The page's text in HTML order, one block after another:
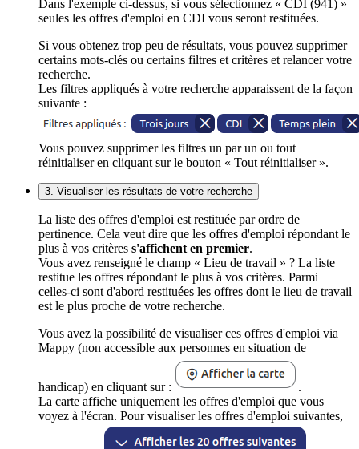
Dans l'exemple ci-dessus, si vous sélectionnez « CDI (941) »
seules les offres d'emploi en CDI vous seront restituées.
Si vous obtenez trop peu de résultats, vous pouvez supprimer
certains mots-clés ou certains filtres et critères et relancer votre
recherche.
Les filtres appliqués à votre recherche apparaissent de la façon
suivante :
Vous pouvez supprimer les filtres un par un ou tout
réinitialiser en cliquant sur le bouton « Tout réinitialiser ».
3. Visualiser les résultats de votre recherche
La liste des offres d'emploi est restituée par ordre de
pertinence. Cela veut dire que les offres d'emploi répondant le
plus à vos critères s'affichent en premier.
Vous avez renseigné le champ « Lieu de travail » ? La liste
restitue les offres répondant le plus à vos critères. Parmi
celles-ci sont d'abord restituées les offres dont le lieu de travail
est le plus proche de votre recherche.
Vous avez la possibilité de visualiser ces offres d'emploi via
Mappy (non accessible aux personnes en situation de
handicap) en cliquant sur :
.
La carte affiche uniquement les offres d'emploi que vous
voyez à l'écran. Pour visualiser les offres d'emploi suivantes,